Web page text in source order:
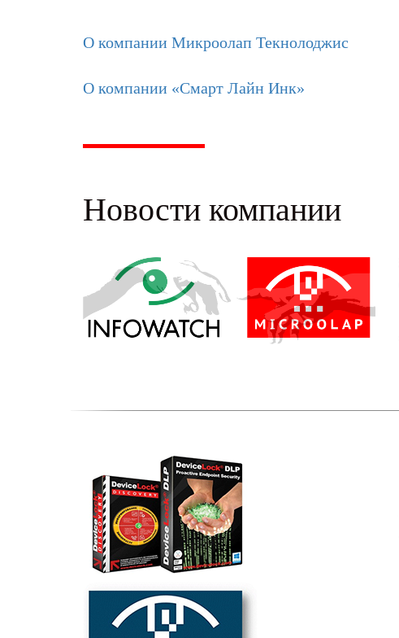
О компании Микроолап Текнолоджис
О компании «Смарт Лайн Инк»
Новости компании